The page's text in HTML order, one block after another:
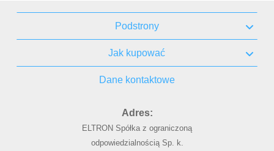
Podstrony
Jak kupować
Dane kontaktowe
Adres:
ELTRON Spółka z ograniczoną
odpowiedzialnością Sp. k.